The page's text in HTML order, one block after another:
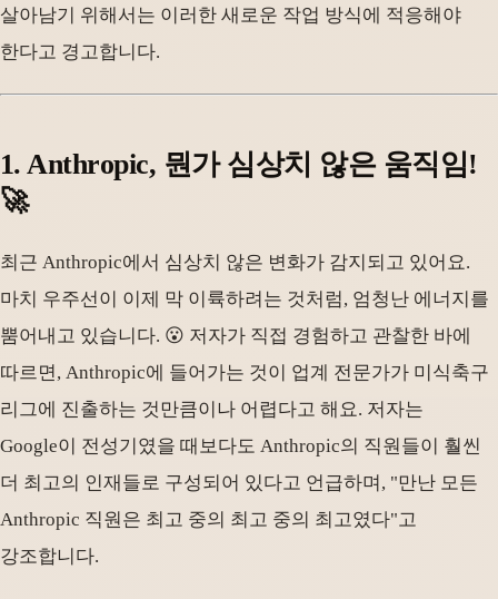
살아남기 위해서는 이러한 새로운 작업 방식에 적응해야
한다고 경고합니다.
1. Anthropic, 뭔가 심상치 않은 움직임!
🚀
최근 Anthropic에서 심상치 않은 변화가 감지되고 있어요.
마치 우주선이 이제 막 이륙하려는 것처럼, 엄청난 에너지를
뿜어내고 있습니다. 😮 저자가 직접 경험하고 관찰한 바에
따르면, Anthropic에 들어가는 것이 업계 전문가가 미식축구
리그에 진출하는 것만큼이나 어렵다고 해요. 저자는
Google이 전성기였을 때보다도 Anthropic의 직원들이 훨씬
더 최고의 인재들로 구성되어 있다고 언급하며, "만난 모든
Anthropic 직원은 최고 중의 최고 중의 최고였다"고
강조합니다.